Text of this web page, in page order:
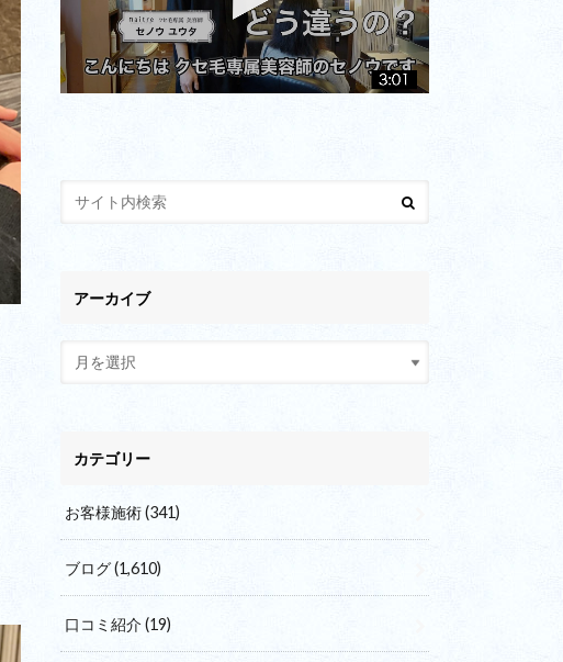
アーカイブ
カテゴリー
お客様施術(341)
ブログ(1,610)
口コミ紹介(19)